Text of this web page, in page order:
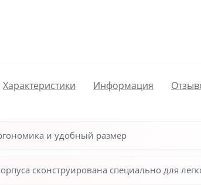
Характеристики Информация
и удобный размер
сконструирована специально для